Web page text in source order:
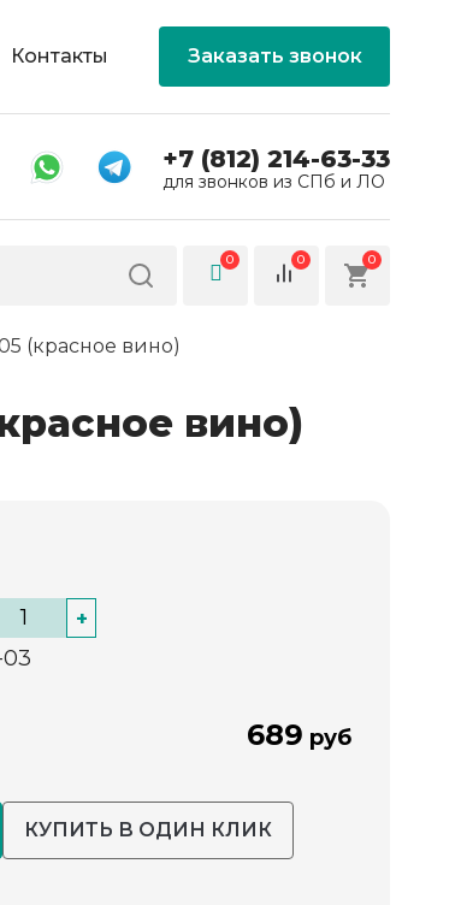
Контакты Заказать звонок
+7 (812) 214-63-33
для звонков из СПб и ЛО
0 0 0
(красное вино)
вино)
+
689 руб
КУПИТЬ В ОДИН КЛИК